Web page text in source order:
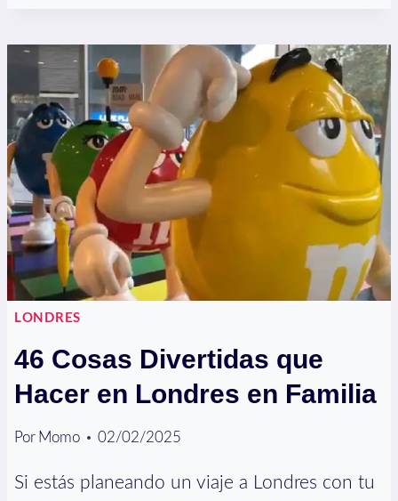
LONDRES
MAPA
LONDRES
46 Cosas Divertidas que
Hacer en Londres en Familia
Por Momo 02/02/2025
Si estás planeando un viaje a Londres con tu